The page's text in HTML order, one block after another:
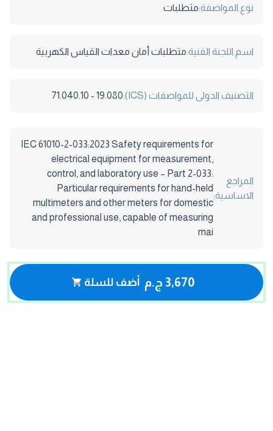
نوع المواصفة:متطلبات
اسم اللجنة الفنية:متطلبات أمان معدات القياس الكهربية
التصنيف الدولى للمواصفات (ICS): 19.080 - 71.040.10
المراجع
الاساسية:
IEC 61010-2-033:2023 Safety requirements for
electrical equipment for measurement,
control, and laboratory use – Part 2-033:
Particular requirements for hand-held
multimeters and other meters for domestic
and professional use, capable of measuring
mai
3,670 ج.م أضف للسلة